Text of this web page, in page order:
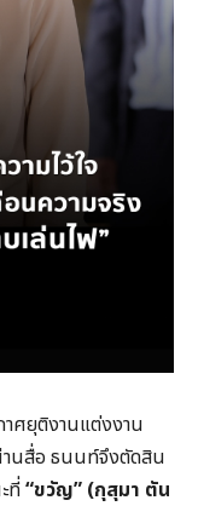
าศยุติงานแต่งงาน
นสื่อ ธนนท์จึงตัดสิน
ที่“ขวัญ” (กุสุมา ตัน